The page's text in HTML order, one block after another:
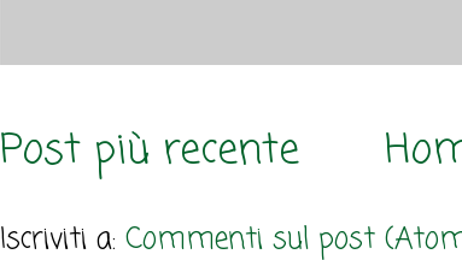
Post più recente
Iscriviti a: Commenti sul post